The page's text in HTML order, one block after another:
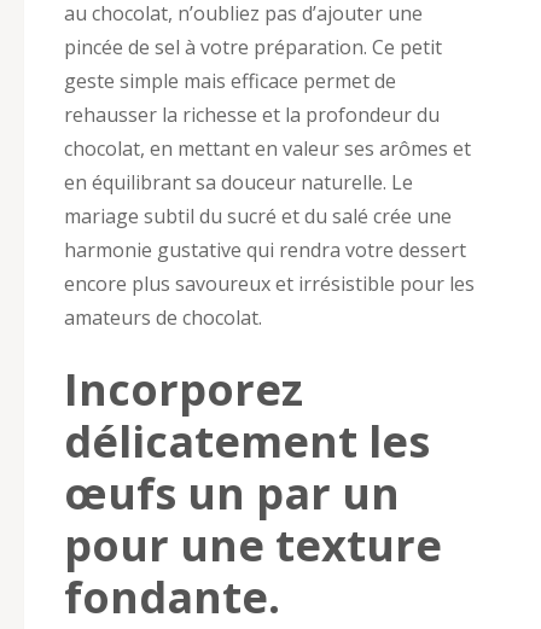
au chocolat, n’oubliez pas d’ajouter une
pincée de sel à votre préparation. Ce petit
geste simple mais efficace permet de
rehausser la richesse et la profondeur du
chocolat, en mettant en valeur ses arômes et
en équilibrant sa douceur naturelle. Le
mariage subtil du sucré et du salé crée une
harmonie gustative qui rendra votre dessert
encore plus savoureux et irrésistible pour les
amateurs de chocolat.
Incorporez
délicatement les
œufs un par un
pour une texture
fondante.